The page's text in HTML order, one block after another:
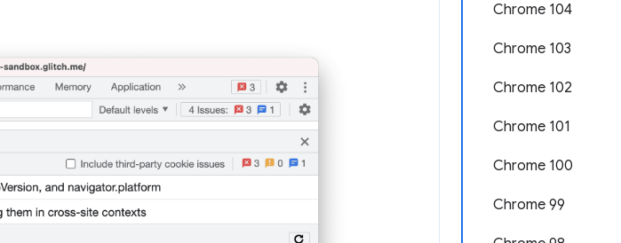
Chrome 104
Chrome 103
Chrome 102
Chrome 101
Chrome 100
Chrome 99